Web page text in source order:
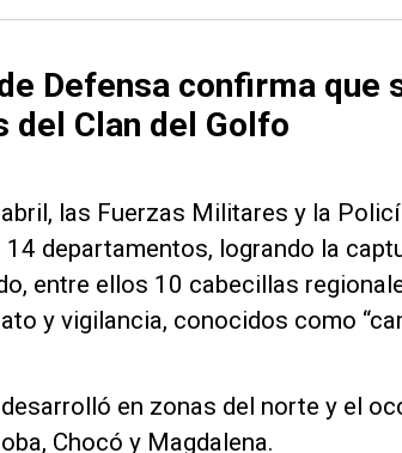
Defensa confirma que
del Clan del Golfo
las Fuerzas Militares y la
14 departamentos, logrando la
entre ellos 10 cabecillas
y vigilancia, conocidos como
en zonas del norte y el
Chocó y Magdalena.